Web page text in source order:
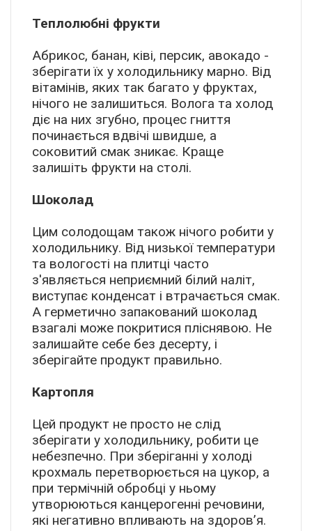
Теплолюбні фрукти
Абрикос, банан, ківі, персик, авокадо -
зберігати їх у холодильнику марно. Від
вітамінів, яких так багато у фруктах,
нічого не залишиться. Волога та холод
діє на них згубно, процес гниття
починається вдвічі швидше, а
соковитий смак зникає. Краще
залишіть фрукти на столі.
Шоколад
Цим солодощам також нічого робити у
холодильнику. Від низької температури
та вологості на плитці часто
з'являється неприємний білий наліт,
виступає конденсат і втрачається смак.
А герметично запакований шоколад
взагалі може покритися пліснявою. Не
залишайте себе без десерту, і
зберігайте продукт правильно.
Картопля
Цей продукт не просто не слід
зберігати у холодильнику, робити це
небезпечно. При зберіганні у холоді
крохмаль перетворюється на цукор, а
при термічній обробці у ньому
утворюються канцерогенні речовини,
які негативно впливають на здоров’я.